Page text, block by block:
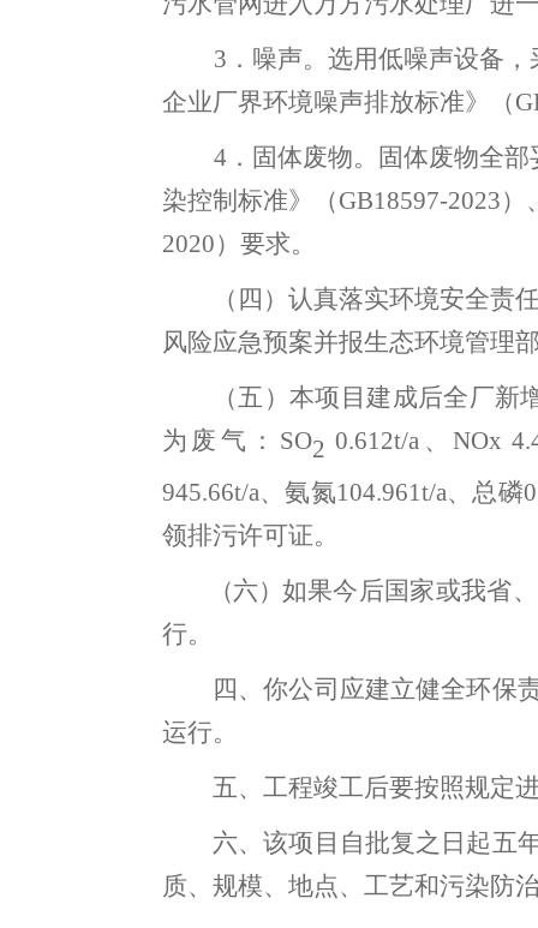
3．噪声。 选用低噪声设备 ，
企业厂界环境噪声排放标准》（
4．固体废物。
固体废物全部
染控制标准》（GB18597-2023）
2020）要求。
（四） 认真落实环境安全责
风险应急预案并报生态环境管理
（五）本项目建成后全厂新
为废气：SO2 0.612t/a、NOx
945.66t/a、氨氮104.961t/a、总
领排污许可证。
（六） 如果今后国家或我省
行。
四、你公司应建立健全环保
运行。
五、 工程竣工后要按照规定
六、该项目自批复之日起五
质、规模、地点、工艺和污染防